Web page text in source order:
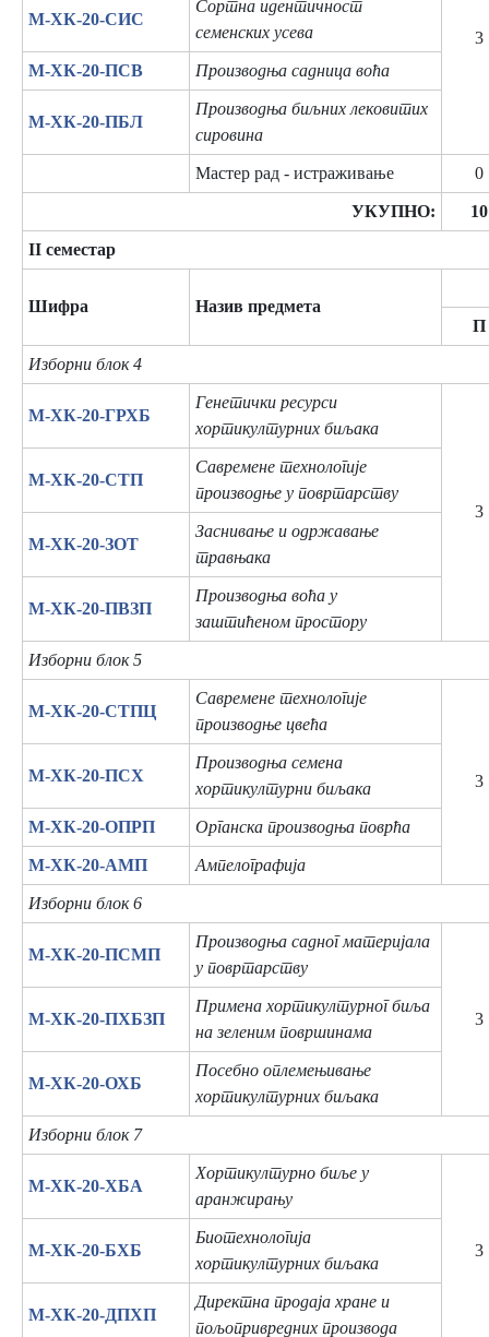
3
М-ХК-20-СИС
Сортна идентичност
семенских усева
М-ХК-20-ПСВ Производња садница воћа
М-ХК-20-ПБЛ
Производња биљних лековитих
сировина
Мастер рад - истраживање 0
УКУПНО: 10
II семестар
Шифра
Назив предмета
П
Изборни блок 4
М-ХК-20-ГРХБ
Генетички ресурси
хортикултурних биљака
3
М-ХК-20-СТП
Савремене технологије
производње у повртарству
М-ХК-20-ЗОТ
Заснивање и одржавање
травњака
М-ХК-20-ПВЗП
Производња воћа у
заштићеном простору
Изборни блок 5
М-ХК-20-СТПЦ
Савремене технологије
производње цвећа
3
М-ХК-20-ПСХ
Производња семена
хортикултурни биљака
М-ХК-20-ОПРП Органска производња поврћа
М-ХК-20-АМП Ампелографија
Изборни блок 6
М-ХК-20-ПСМП
Производња садног материјала
у повртарству
3
М-ХК-20-ПХБЗП
Примена хортикултурног биља
на зеленим површинама
М-ХК-20-ОХБ
Посебно оплемењивање
хортикултурних биљака
Изборни блок 7
М-ХК-20-ХБА
Хортикултурно биље у
аранжирању
3
М-ХК-20-БХБ
Биотехнологија
хортикултурних биљака
М-ХК-20-ДПХП
Директна продаја хране и
пољопривредних производа